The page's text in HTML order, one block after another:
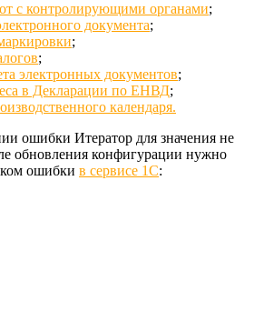
с контролирующими органами;
документа;
;
;
электронных документов;
в Декларации по ЕНВД;
календаря.
ошибки Итератор для значения не
обновления конфигурации нужно
ошибки в сервисе 1С: